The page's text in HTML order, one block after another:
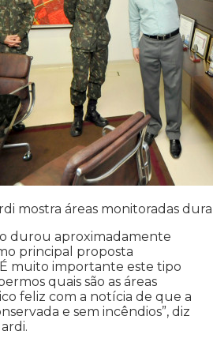
mostra áreas monitoradas
durou aproximadamente
principal proposta
muito importante este tipo
quais são as áreas
feliz com a notícia de que a
e sem incêndios”, diz